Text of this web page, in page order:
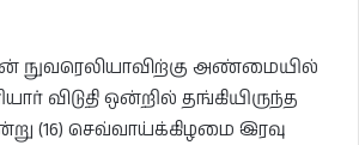
நுவரெலியாவிற்கு அண்மையில்
விடுதி ஒன்றில் தங்கியிருந்த
(16) செவ்வாய்க்கிழமை இரவு